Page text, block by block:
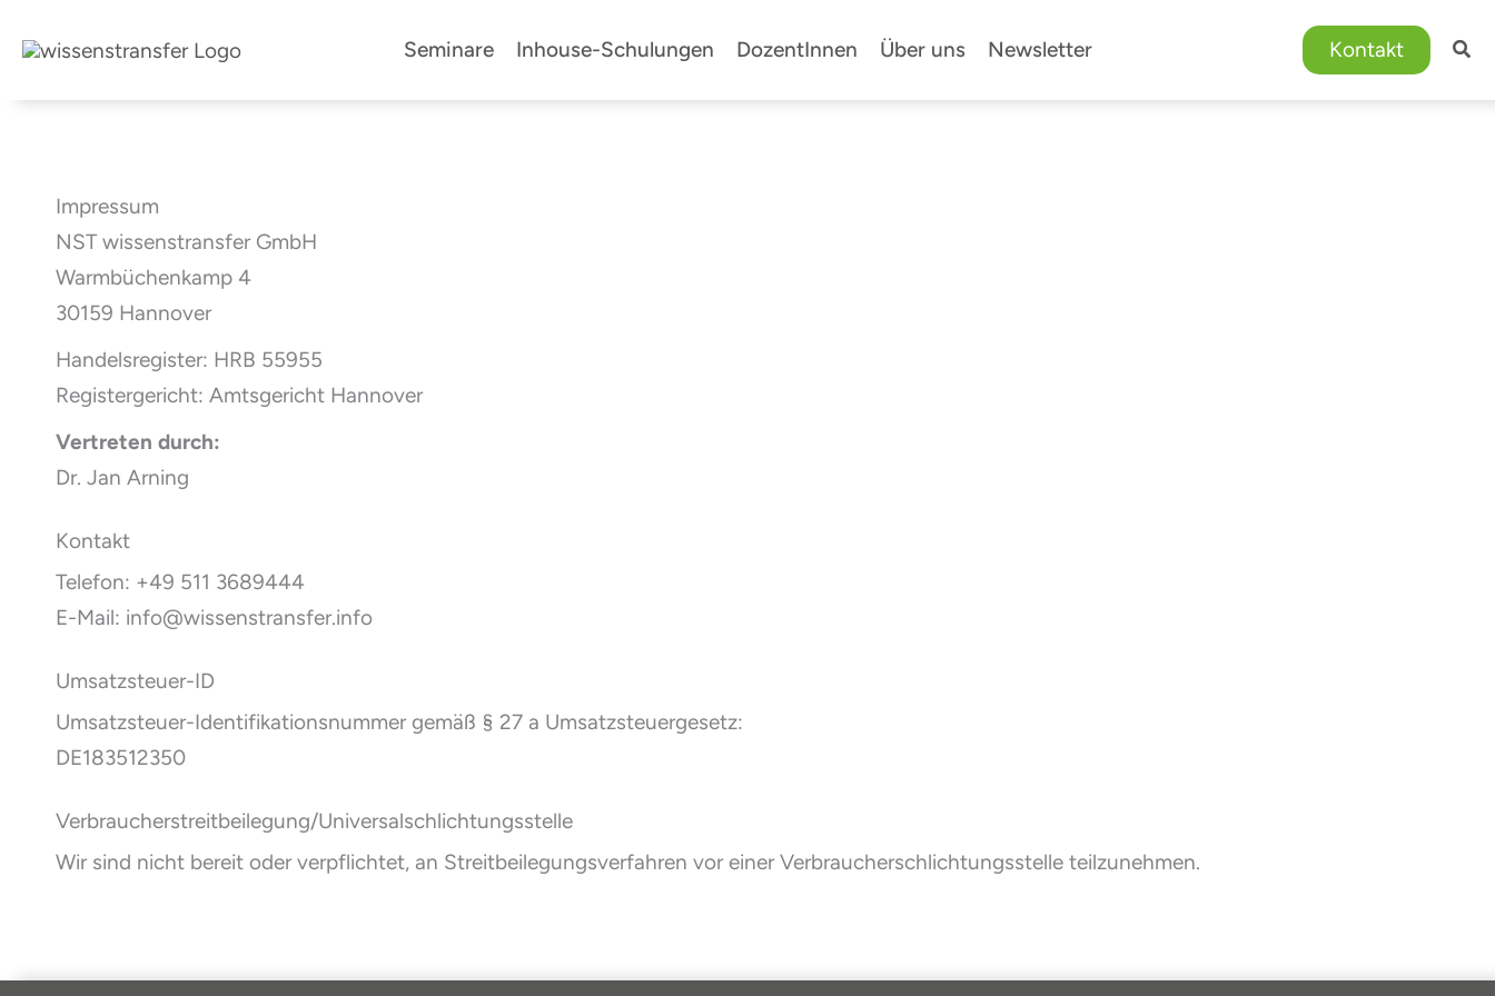
Inhalt
Seminare Inhouse-Schulungen DozentInnen Über uns Newsletter Kontakt
Impressum
NST wissenstransfer GmbH
Warmbüchenkamp 4
30159 Hannover
Handelsregister: HRB 55955
Registergericht: Amtsgericht Hannover
Vertreten durch:
Dr. Jan Arning
Kontakt
Telefon: +49 511 3689444
E-Mail: info@wissenstransfer.info
Umsatzsteuer-ID
Umsatzsteuer-Identifikationsnummer gemäß § 27 a Umsatzsteuergesetz:
DE183512350
Verbraucher­streit­beilegung/Universal­schlichtungs­stelle
Wir sind nicht bereit oder verpflichtet, an Streitbeilegungsverfahren vor einer Verbraucherschlichtungsstelle teilzunehmen.